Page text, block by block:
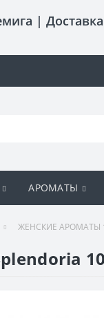
|
АРОМАТЫ
ЖЕНСКИЕ АРОМАТЫ